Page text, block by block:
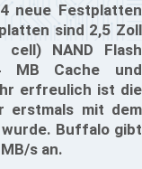
neue Festplatten
sind 2,5 Zoll
NAND Flash
MB Cache und
erfreulich ist die
erstmals mit dem
Buffalo gibt
s an.